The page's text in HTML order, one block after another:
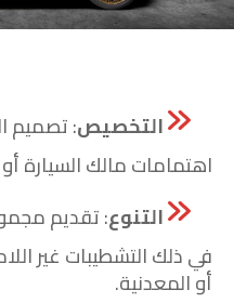
التخصيص: تصميم
اهتمامات مالك السيارة أو
التنوع: تقديم
في ذلك التشطيبات غير
أو المعدنية.